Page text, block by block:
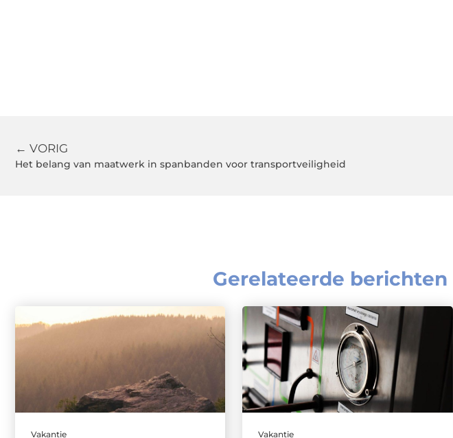
← VORIG
Het belang van maatwerk in spanbanden voor transportveiligheid
Gerelateerde berichten
Vakantie Vakantie